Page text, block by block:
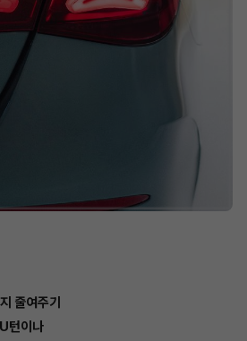
줄여주기
턴이나